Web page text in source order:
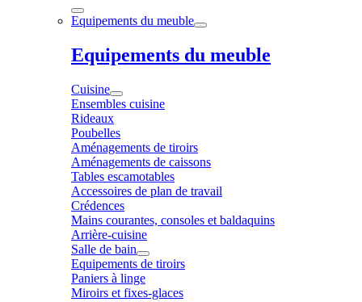
Equipements du meuble
Equipements du meuble
Cuisine
Ensembles cuisine
Rideaux
Poubelles
Aménagements de tiroirs
Aménagements de caissons
Tables escamotables
Accessoires de plan de travail
Crédences
Mains courantes, consoles et baldaquins
Arrière-cuisine
Salle de bain
Equipements de tiroirs
Paniers à linge
Miroirs et fixes-glaces